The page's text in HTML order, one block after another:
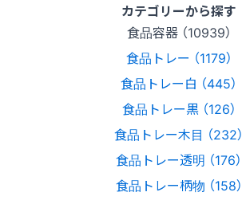
カテゴリーから探す
食品容器 （10939）
食品トレー （1179）
食品トレー白 （445）
食品トレー黒 （126）
食品トレー木目 （232）
食品トレー透明 （176）
食品トレー柄物 （158）